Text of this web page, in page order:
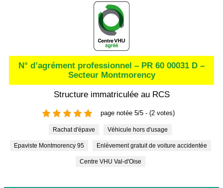
N° d’agrément professionnel – PR 60 00031 D –
Secteur Montmorency
Structure immatriculée au RCS
page notée 5/5 - (2 votes)
Rachat d'épave Véhicule hors d'usage
Epaviste Montmorency 95 Enlèvement gratuit de voiture accidentée
Centre VHU Val-d'Oise